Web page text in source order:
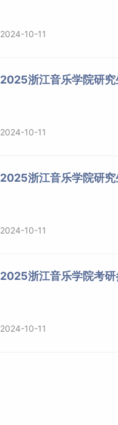
2024-10-11
2025浙江音乐学院研
2024-10-11
2025浙江音乐学院研
2024-10-11
2025浙江音乐学院考研
2024-10-11